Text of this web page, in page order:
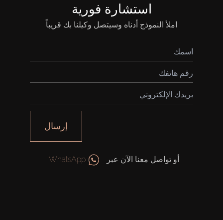
استشارة فورية
املأ النموذج أدناه وسيتصل وكيلنا بك قريباً
إرسال
أو تواصل معنا الآن عبر WhatsApp